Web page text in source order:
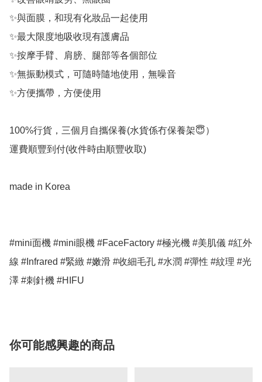
✨與面膜，和現有化妝品一起使用
✨最大限度地吸收現有護膚品
✨按摩手臂、肩膀、腿部等各個部位
✨無振動模式，可隨時隨地使用，無噪音
✨方便攜帶，方便使用
100%行貨，三個月自攜保養(水貨係冇保養架😇）
運費順豐到付(收件時由順豐收取)
made in Korea
#mini面機 #mini眼機 #FaceFactory #極光機 #美肌儀 #紅外
線 #Infrared #緊緻 #嫩滑 #收細毛孔 #水潤 #彈性 #紋理 #光
澤 #刺針機 #HIFU
你可能感興趣的商品